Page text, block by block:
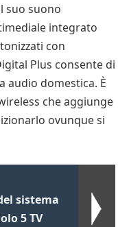
suo suono
integrato
con
Plus consente di
audio domestica. È
che aggiunge
ovunque si
sistema
5 TV